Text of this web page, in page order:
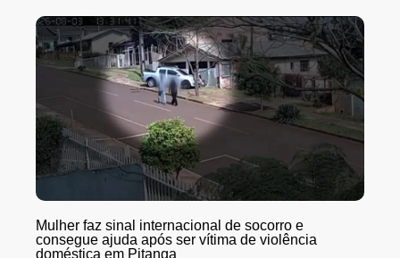
Mulher faz sinal internacional de socorro e
consegue ajuda após ser vítima de violência
doméstica em Pitanga